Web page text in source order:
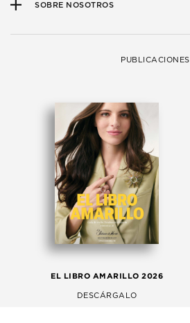
SOBRE NOSOTROS
PUBLICACIONES
EL LIBRO AMARILLO 2026
DESCÁRGALO